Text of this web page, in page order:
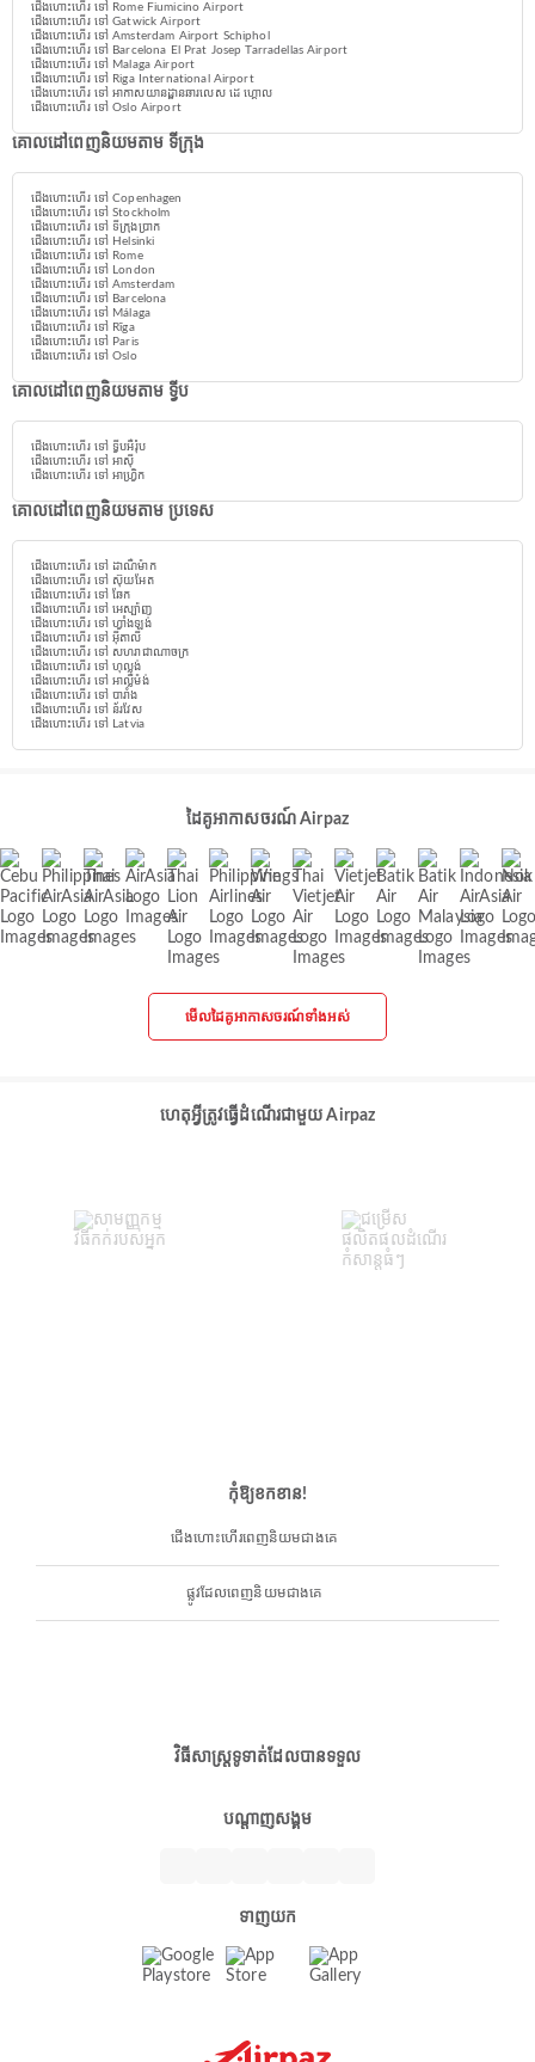
ជើងហោះហើរ ទៅ Rome Fiumicino Airport
ជើងហោះហើរ ទៅ Gatwick Airport
ជើងហោះហើរ ទៅ Amsterdam Airport Schiphol
ជើងហោះហើរ ទៅ Barcelona El Prat Josep Tarradellas Airport
ជើងហោះហើរ ទៅ Malaga Airport
ជើងហោះហើរ ទៅ Riga International Airport
ជើងហោះហើរ ទៅ អាកាសយានដ្ឋានឆារលេស ដេ ហ្គោល
ជើងហោះហើរ ទៅ Oslo Airport
គោលដៅពេញនិយមតាម ទីក្រុង
ជើងហោះហើរ ទៅ Copenhagen
ជើងហោះហើរ ទៅ Stockholm
ជើងហោះហើរ ទៅ ទីក្រុងប្រាក
ជើងហោះហើរ ទៅ Helsinki
ជើងហោះហើរ ទៅ Rome
ជើងហោះហើរ ទៅ London
ជើងហោះហើរ ទៅ Amsterdam
ជើងហោះហើរ ទៅ Barcelona
ជើងហោះហើរ ទៅ Málaga
ជើងហោះហើរ ទៅ Rīga
ជើងហោះហើរ ទៅ Paris
ជើងហោះហើរ ទៅ Oslo
គោលដៅពេញនិយមតាម ទ្វីប
ជើងហោះហើរ ទៅ ទ្វីបអឺរ៉ុប
ជើងហោះហើរ ទៅ អាស៊ី
ជើងហោះហើរ ទៅ អាហ្វ្រិក
គោលដៅពេញនិយមតាម ប្រទេស
ជើងហោះហើរ ទៅ ដាណឺម៉ាក
ជើងហោះហើរ ទៅ ស៊ុយអែត
ជើងហោះហើរ ទៅ ឆែក
ជើងហោះហើរ ទៅ អេស្ប៉ាញ
ជើងហោះហើរ ទៅ ហ្វាំងឡង់
ជើងហោះហើរ ទៅ អ៊ីតាលី
ជើងហោះហើរ ទៅ សហរាជាណាចក្រ
ជើងហោះហើរ ទៅ ហុល្លង់
ជើងហោះហើរ ទៅ អាល្លឺម៉ង់
ជើងហោះហើរ ទៅ បារាំង
ជើងហោះហើរ ទៅ ន័រវែស
ជើងហោះហើរ ទៅ Latvia
ដៃគូអាកាសចរណ៍ Airpaz
មើលដៃគូអាកាសចរណ៍ទាំងអស់
ហេតុអ្វីត្រូវធ្វើដំណើរជាមួយ Airpaz
កុំឱ្យខកខាន!
ជើងហោះហើរពេញនិយមជាងគេ
ផ្លូវដែលពេញនិយមជាងគេ
វិធីសាស្ត្រទូទាត់ដែលបានទទួល
បណ្តាញសង្គម
ទាញយក